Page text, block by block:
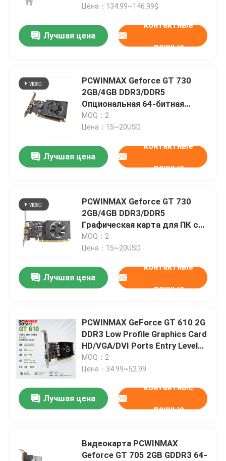
Дом
Карта
Цена：134.99~146.99$
Лучшая цена
контактные
данные
PCWINMAX Geforce GT 730
2GB/4GB DDR3/DDR5
Опциональная 64-битная
графическая карта для ПК с
HD+HD+DP портами
графического процессора
MOQ：2
Цена：15~20USD
Лучшая цена
контактные
данные
PCWINMAX Geforce GT 730
2GB/4GB DDR3/DDR5
Графическая карта для ПК с
низкопрофильным
графическим процессором с
MOQ：2
Цена：15~20USD
Лучшая цена
контактные
данные
PCWINMAX GeForce GT 610 2G
DDR3 Low Profile Graphics Card
HD/VGA/DVI Ports Entry Level
GPU for PC SFF HTPC
MOQ：2
Цена：34.99~52.99
Лучшая цена
контактные
данные
Видеокарта PCWINMAX
Geforce GT 705 2GB GDDR3 64-